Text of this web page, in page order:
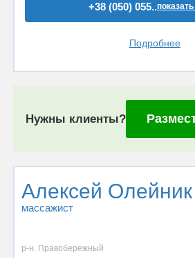
+38 (050) 055..
Подробнее
Нужны клиенты?
Алексей Олейник
массажист
р-н. Правобережный